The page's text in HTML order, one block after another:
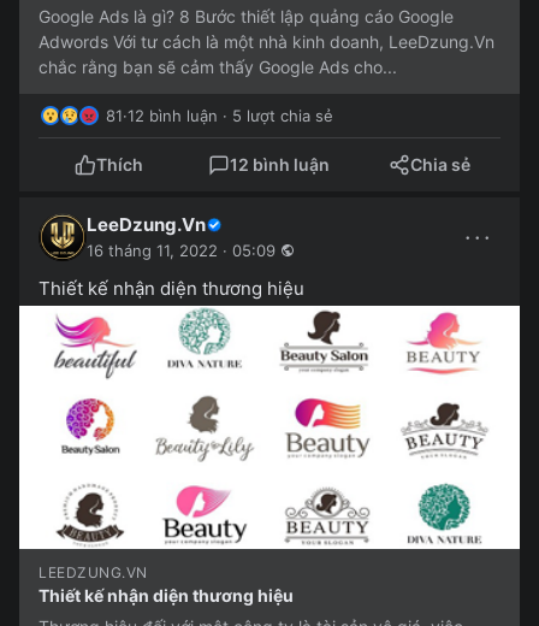
Google Ads là gì? 8 Bước thiết lập quảng cáo Google
Adwords Với tư cách là một nhà kinh doanh, LeeDzung.Vn
chắc rằng bạn sẽ cảm thấy Google Ads cho...
81·12 bình luận · 5 lượt chia sẻ
Thích 12 bình luận Chia sẻ
LeeDzung.Vn
16 tháng 11, 2022 · 05:09 ···
Thiết kế nhận diện thương hiệu
LEEDZUNG.VN
Thiết kế nhận diện thương hiệu